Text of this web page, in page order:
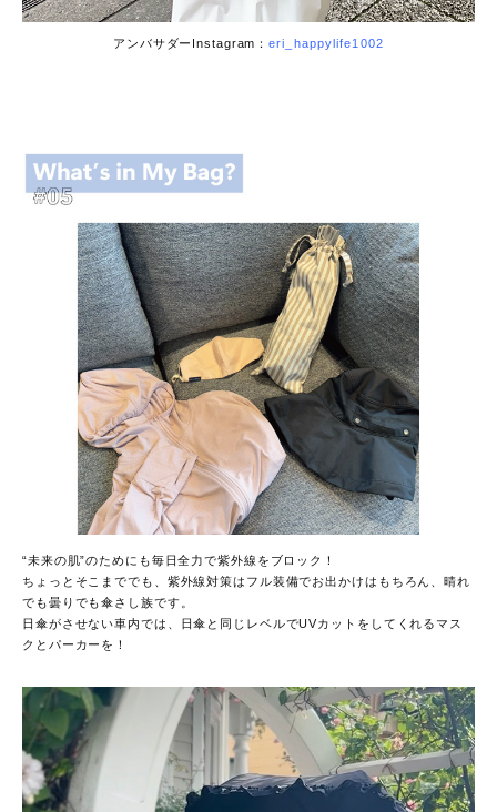
アンバサダーInstagram：eri_happylife1002
“未来の肌”のためにも毎日全力で紫外線をブロック！
ちょっとそこまででも、紫外線対策はフル装備でお出かけはもちろん、晴れ
でも曇りでも傘さし族です。
日傘がさせない車内では、日傘と同じレベルでUVカットをしてくれるマス
クとパーカーを！